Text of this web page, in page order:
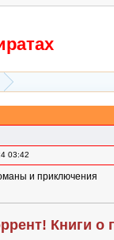
03:42
и приключения
Книги о